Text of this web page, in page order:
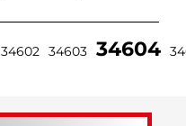
34602 34603 34604